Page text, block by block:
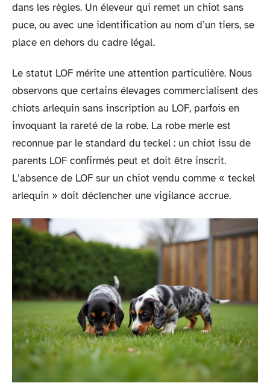
dans les règles. Un éleveur qui remet un chiot sans
puce, ou avec une identification au nom d’un tiers, se
place en dehors du cadre légal.
Le statut LOF mérite une attention particulière. Nous
observons que certains élevages commercialisent des
chiots arlequin sans inscription au LOF, parfois en
invoquant la rareté de la robe. La robe merle est
reconnue par le standard du teckel : un chiot issu de
parents LOF confirmés peut et doit être inscrit.
L’absence de LOF sur un chiot vendu comme « teckel
arlequin » doit déclencher une vigilance accrue.